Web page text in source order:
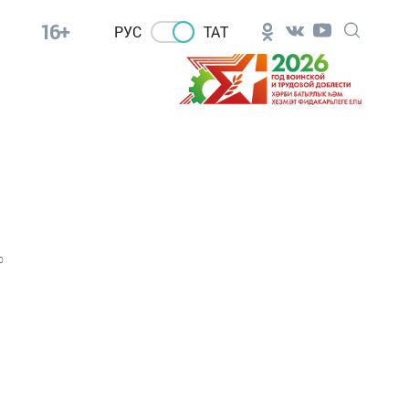
16+ РУС ТАТ